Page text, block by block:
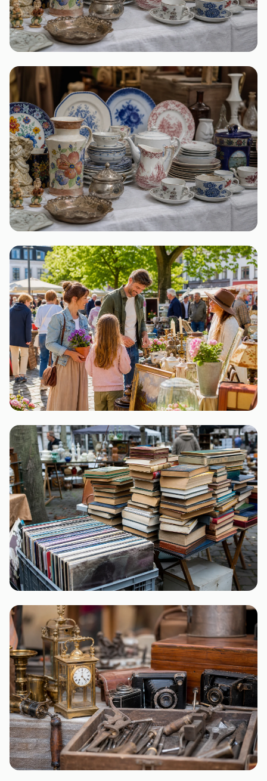
Thüringen
2 Flohmärkte
Rheinland-Pfalz
1 Flohmarkt
Hamburg
1 Flohmarkt
Sachsen-Anhalt
1 Flohmarkt